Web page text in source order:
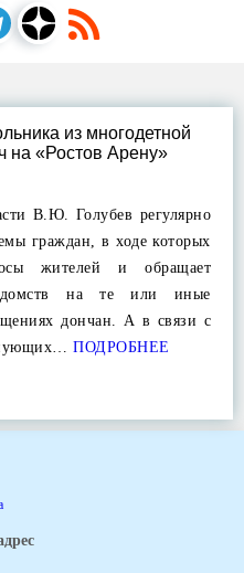
из многодетной
на «Ростов Арену»
В.Ю. Голубев регулярно
граждан, в ходе которых
жителей и обращает
на те или иные
дончан. А в связи с
ПОДРОБНЕЕ